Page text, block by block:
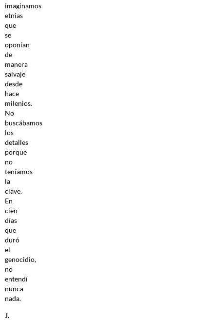
imaginamos
etnias
que
se
oponían
de
manera
salvaje
desde
hace
milenios.
No
buscábamos
los
detalles
porque
no
teníamos
la
clave.
En
cien
días
que
duró
el
genocidio,
no
entendí
nunca
nada.
J.